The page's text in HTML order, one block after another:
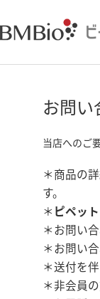
お問い
当店へのご
＊商品の
す。
＊ ピペッ
＊お問い
＊お問い
＊送付を
＊非会員